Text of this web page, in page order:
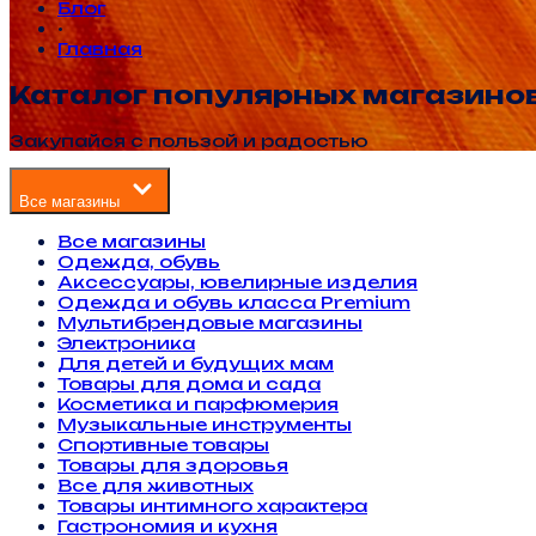
Блог
•
Главная
Каталог популярных
Закупайся с пользой и радостью
Все магазины
Все магазины
Одежда, обувь
Аксессуары, ювелирные изделия
Одежда и обувь класса Premium
Мультибрендовые магазины
Электроника
Для детей и будущих мам
Товары для дома и сада
Косметика и парфюмерия
Музыкальные инструменты
Спортивные товары
Товары для здоровья
Все для животных
Товары интимного характера
Гастрономия и кухня